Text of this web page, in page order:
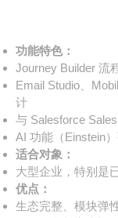
功能特色：
Journey Builder 流
Email Studio、
计
与 Salesforce
AI 功能（Einstein
适合对象：
大型企业，特别是
优点：
生态完整、模块弹